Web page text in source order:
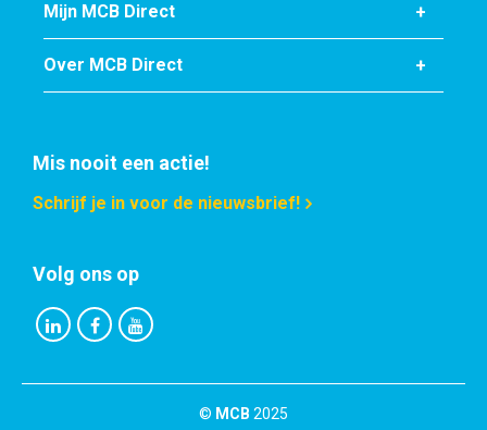
Mijn MCB Direct
Over MCB Direct
Mis nooit een actie!
Schrijf je in voor de nieuwsbrief!
Volg ons op
© MCB 2025